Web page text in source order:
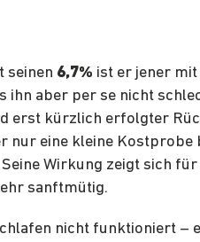
seinen 6,7% ist er jener
ihn aber per se nicht
erst kürzlich erfolgter
nur eine kleine Kostprobe
Wirkung zeigt sich
sanftmütig.
nicht funktioniert –